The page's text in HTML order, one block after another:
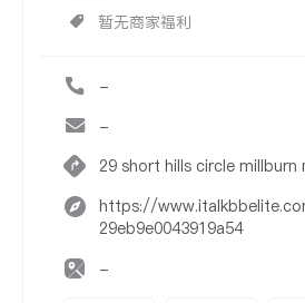
暂无商家福利
-
-
29 short hills circle millburn
https://
29eb9e0043919a54
-